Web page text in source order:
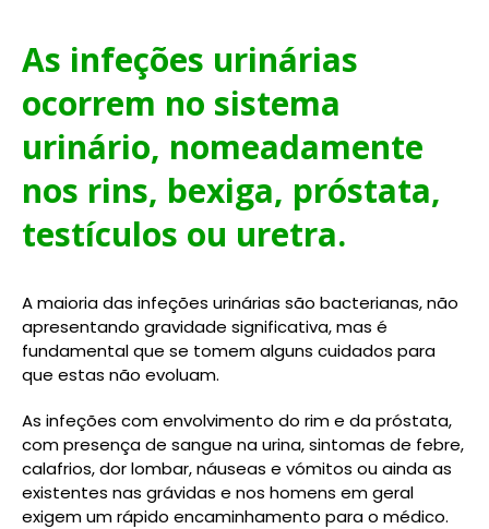
As infeções urinárias
ocorrem no sistema
urinário, nomeadamente
nos rins, bexiga, próstata,
testículos ou uretra.
A maioria das infeções urinárias são bacterianas, não
apresentando gravidade significativa, mas é
fundamental que se tomem alguns cuidados para
que estas não evoluam.
As infeções com envolvimento do rim e da próstata,
com presença de sangue na urina, sintomas de febre,
calafrios, dor lombar, náuseas e vómitos ou ainda as
existentes nas grávidas e nos homens em geral
exigem um rápido encaminhamento para o médico.